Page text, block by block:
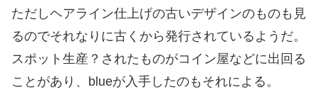
ただしヘアライン仕上げの古いデザインのものも見
るのでそれなりに古くから発行されているようだ。
スポット生産？されたものがコイン屋などに出回る
ことがあり、blueが入手したのもそれによる。